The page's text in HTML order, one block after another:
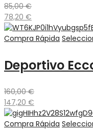
85,00€
78,20 €
Compra Rápida
Deportivo
160,00€
147,20 €
Compra Rápida